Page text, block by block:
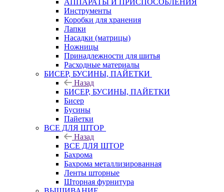
АППАРАТЫ И ПРИСПОСОБЛЕНИЯ
Инструменты
Коробки для хранения
Лапки
Насадки (матрицы)
Ножницы
Принадлежности для шитья
Расходные материалы
БИСЕР, БУСИНЫ, ПАЙЕТКИ
Назад
БИСЕР, БУСИНЫ, ПАЙЕТКИ
Бисер
Бусины
Пайетки
ВСЕ ДЛЯ ШТОР
Назад
ВСЕ ДЛЯ ШТОР
Бахрома
Бахрома металлизированная
Ленты шторные
Шторная фурнитура